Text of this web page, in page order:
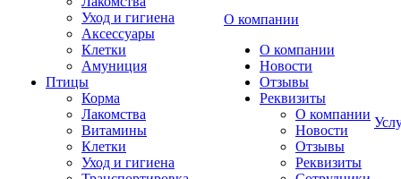
Уход и гигиена
Аксессуары
Клетки
Амуниция
Птицы
Корма
Лакомства
Витамины
Клетки
Уход и гигиена
О компании
О компании
Новости
Отзывы
Реквизиты
О компании
Новости
Отзывы
Реквизиты